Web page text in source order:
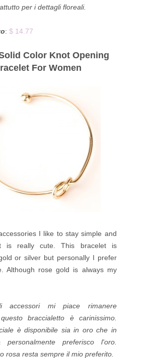
per i dettagli floreali.
: $ 14.77
Color Knot Opening
For Women
I like to stay simple and
is really cute. This bracelet is
or silver but personally I prefer
Although rose gold is always my
accessori mi piace rimanere
braccialetto è carinissimo.
è disponibile sia in oro che in
personalmente preferisco l'oro.
rosa resta sempre il mio preferito.